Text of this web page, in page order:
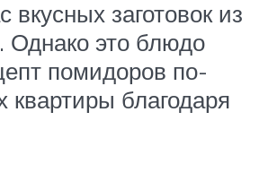
заготовок из
Однако это блюдо
помидоров по-
благодаря